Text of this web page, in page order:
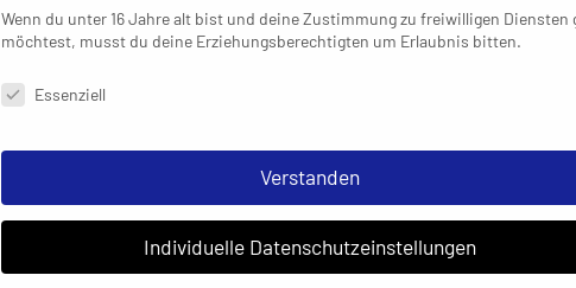
Wenn du unter 16 Jahre alt bist und deine Zustimmung zu freiwilligen Diensten
möchtest, musst du deine Erziehungsberechtigten um Erlaubnis bitten.
Datenschutzeinstellungen & Nutzungsbedingungen
Essenziell
Verstanden
Individuelle Datenschutzeinstellungen